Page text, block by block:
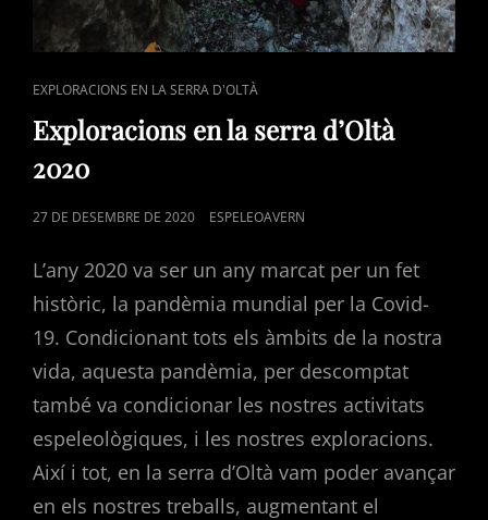
CAT
EXPLORACIONS EN LA SERRA D'OLTÀ
Exploracions en la serra d’Oltà
2020
POSTED
27 DE DESEMBRE DE 2020 ESPELEOAVERN
L’any 2020 va ser un any marcat per un fet
històric, la pandèmia mundial per la Covid-
19. Condicionant tots els àmbits de la nostra
vida, aquesta pandèmia, per descomptat
també va condicionar les nostres activitats
espeleològiques, i les nostres exploracions.
Així i tot, en la serra d’Oltà vam poder avançar
en els nostres treballs, augmentant el